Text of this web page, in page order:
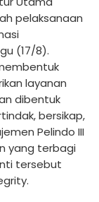
pelaksanaan
(17/8).
layanan
dibentuk
bersikap,
Pelindo III
yang terbagi
tersebut